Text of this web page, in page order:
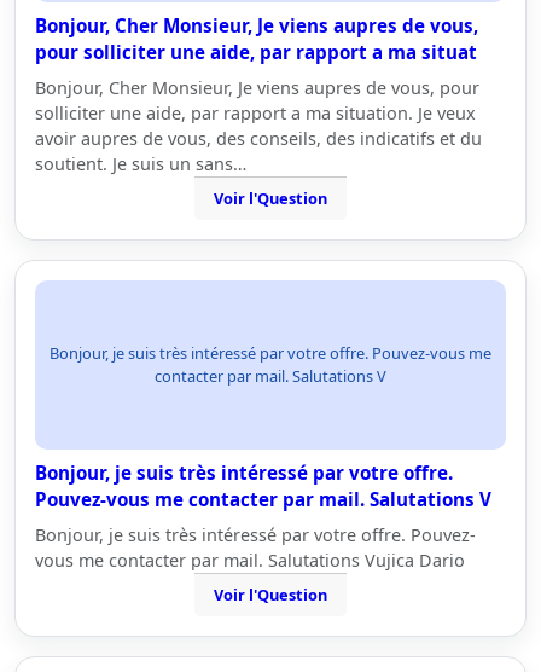
Bonjour, Cher Monsieur, Je viens aupres de vous,
pour solliciter une aide, par rapport a ma situat
Bonjour, Cher Monsieur, Je viens aupres de vous, pour
solliciter une aide, par rapport a ma situation. Je veux
avoir aupres de vous, des conseils, des indicatifs et du
soutient. Je suis un sans…
Voir l'Question
Bonjour, je suis très intéressé par votre offre. Pouvez-vous me
contacter par mail. Salutations V
Bonjour, je suis très intéressé par votre offre.
Pouvez-vous me contacter par mail. Salutations V
Bonjour, je suis très intéressé par votre offre. Pouvez-
vous me contacter par mail. Salutations Vujica Dario
Voir l'Question